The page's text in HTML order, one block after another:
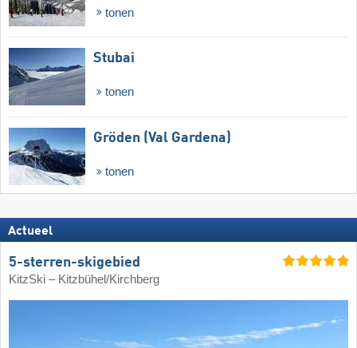
tonen
Stubai
tonen
Gröden (Val Gardena)
tonen
Actueel
5-sterren-skigebied
KitzSki – Kitzbühel/​Kirchberg